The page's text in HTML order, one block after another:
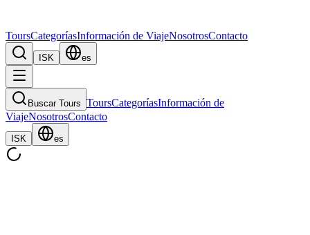
ToursCategoríasInformación de ViajeNosotrosContacto
ISK es
Buscar Tours ToursCategoríasInformación de
ViajeNosotrosContacto
ISK es